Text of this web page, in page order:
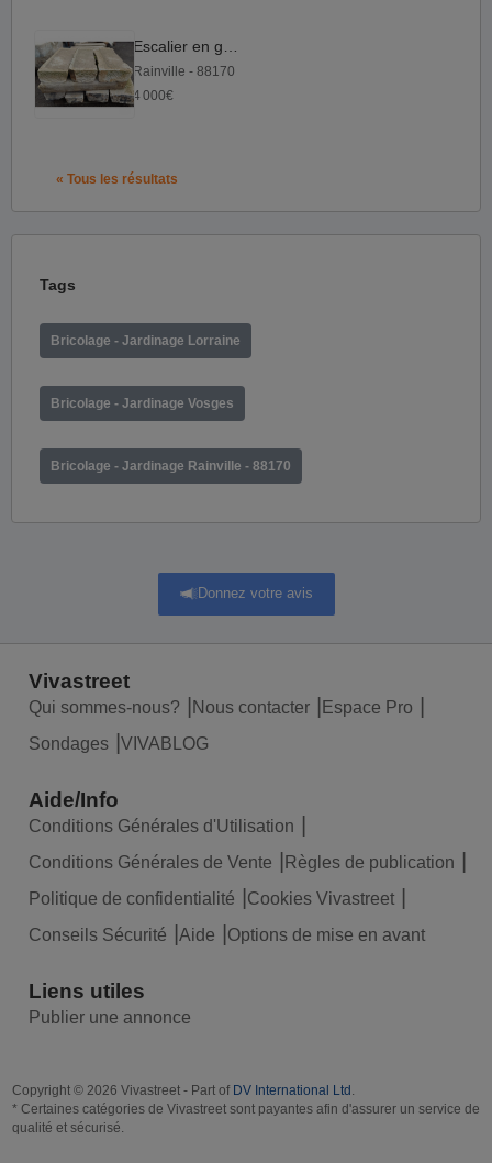
Rainville - 88170
4 000€
« Tous les résultats
Tags
Bricolage - Jardinage Lorraine
Bricolage - Jardinage Vosges
Bricolage - Jardinage Rainville - 88170
Donnez votre avis
Vivastreet
Qui sommes-nous? Nous contacter
Espace Pro
Sondages
VIVABLOG
Aide/Info
Conditions Générales d'Utilisation
Conditions Générales de Vente
Règles de publication
Politique de confidentialité
Cookies Vivastreet
Conseils Sécurité
Aide Options de mise en avant
Liens utiles
Publier une annonce
Copyright © 2026 Vivastreet - Part of DV International Ltd .
* Certaines catégories de Vivastreet sont payantes afin d'assurer un service de
qualité et sécurisé.